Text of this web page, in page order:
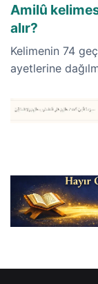
Amilû
alır?
Kelimenin 74
ayetlerine